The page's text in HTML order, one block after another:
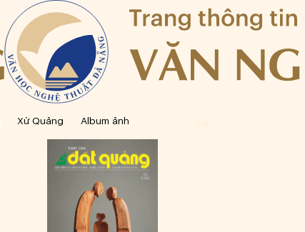
Xứ Quảng Album ảnh